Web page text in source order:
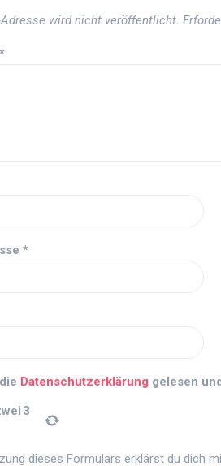
wird nicht veröffentlicht.
*
*
Datenschutzerklärung gelesen
3
dieses Formulars erklärst du dich